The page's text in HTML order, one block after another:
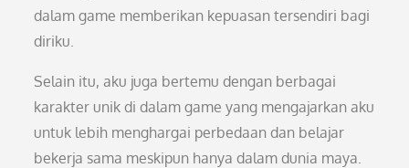
dalam game memberikan kepuasan tersendiri bagi
diriku.
Selain itu, aku juga bertemu dengan berbagai
karakter unik di dalam game yang mengajarkan aku
untuk lebih menghargai perbedaan dan belajar
bekerja sama meskipun hanya dalam dunia maya.